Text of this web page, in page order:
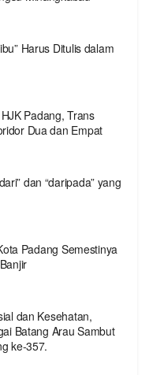
Harus Ditulis dalam
Padang, Trans
Dua dan Empat
dan “daripada” yang
Padang Semestinya
dan Kesehatan,
Batang Arau Sambut
ke-357.